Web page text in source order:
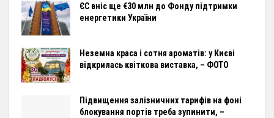
ЄС вніс ще €30 млн до Фонду підтримки
енергетики України
Неземна краса і сотня ароматів: у Києві
відкрилась квіткова виставка, – ФОТО
Підвищення залізничних тарифів на фоні
блокування портів треба зупинити, –